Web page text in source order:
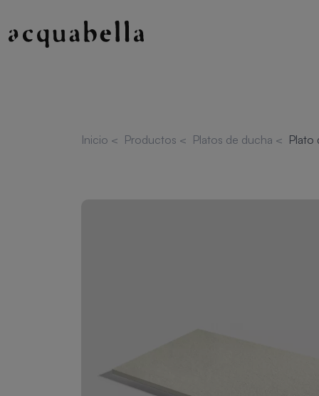
Inicio < Productos < Platos de ducha < Plato